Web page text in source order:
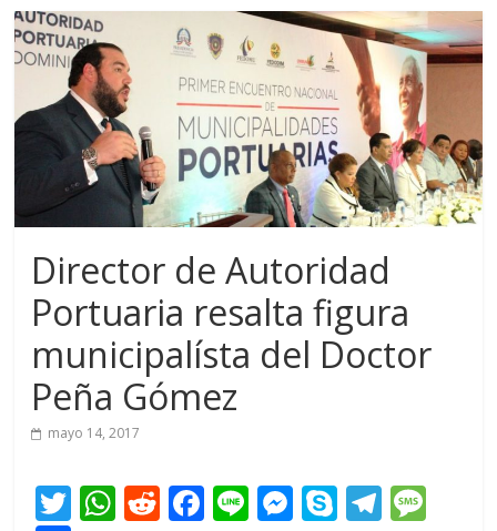
Director de Autoridad
Portuaria resalta figura
municipalísta del Doctor
Peña Gómez
mayo 14, 2017
T W R F Li M S T